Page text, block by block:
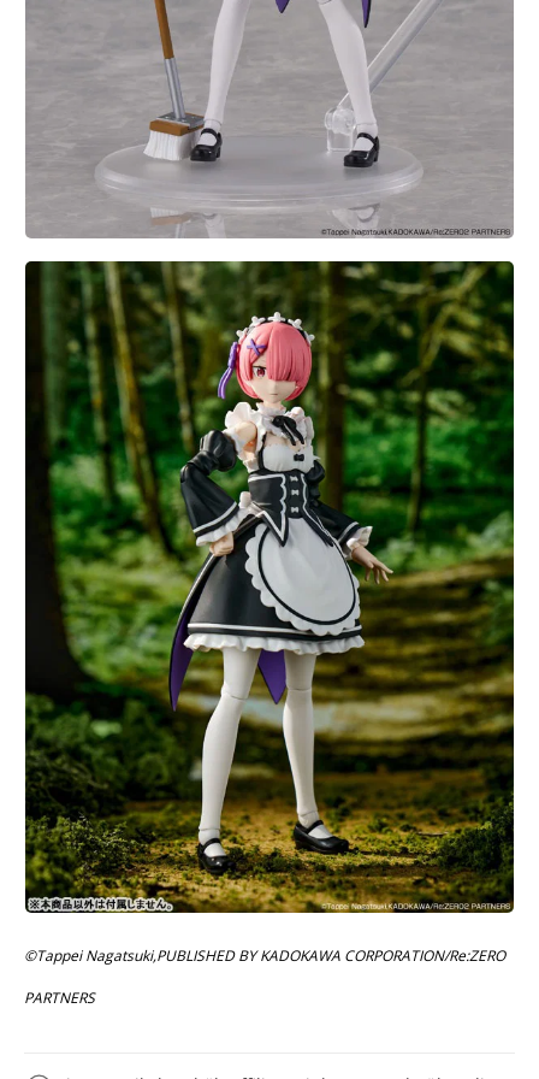
©Tappei Nagatsuki,PUBLISHED BY KADOKAWA CORPORATION/Re:ZERO
PARTNERS